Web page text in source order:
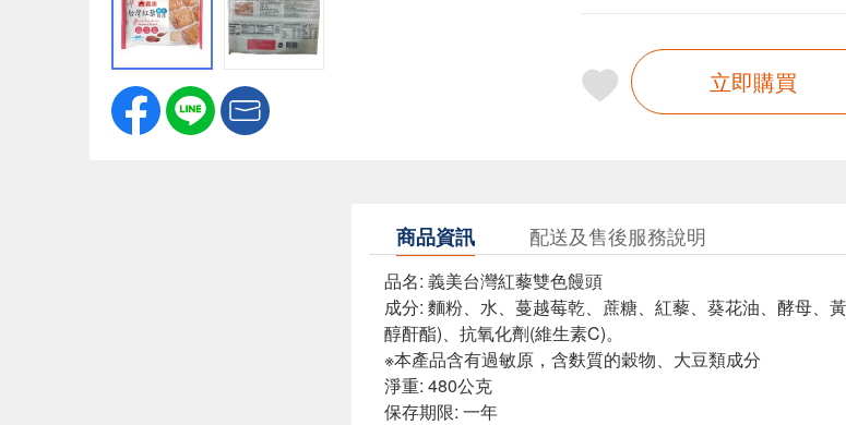
立即購買
商品資訊 配送及售後服務說明
品名: 義美台灣紅藜雙色饅頭
成分: 麵粉、水、蔓越莓乾、蔗糖、紅藜、葵花油、酵母、
醇酐酯)、抗氧化劑(維生素C)。
※本產品含有過敏原，含麩質的穀物、大豆類成分
淨重: 480公克
保存期限: 一年